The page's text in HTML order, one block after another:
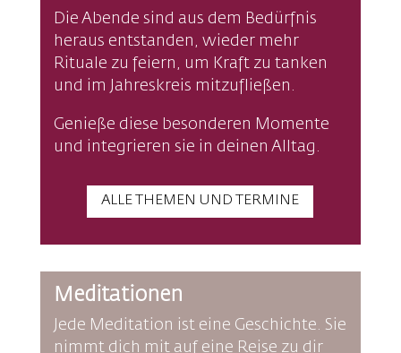
Die Abende sind aus dem Bedürfnis
heraus entstanden, wieder mehr
Rituale zu feiern, um Kraft zu tanken
und im Jahreskreis mitzufließen.
Genieße diese besonderen Momente
und integrieren sie in deinen Alltag.
ALLE THEMEN UND TERMINE
Meditationen
Jede Meditation ist eine Geschichte. Sie
nimmt dich mit auf eine Reise zu dir